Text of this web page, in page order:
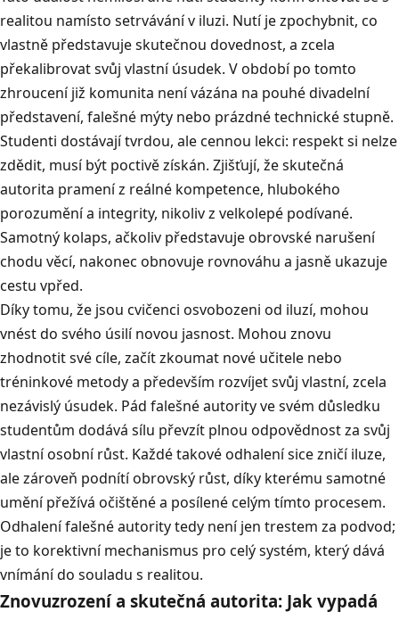
realitou namísto setrvávání v iluzi. Nutí je zpochybnit, co
vlastně představuje skutečnou dovednost, a zcela
překalibrovat svůj vlastní úsudek. V období po tomto
zhroucení již komunita není vázána na pouhé divadelní
představení, falešné mýty nebo prázdné technické stupně.
Studenti dostávají tvrdou, ale cennou lekci: respekt si nelze
zdědit, musí být poctivě získán. Zjišťují, že skutečná
autorita pramení z reálné kompetence, hlubokého
porozumění a integrity, nikoliv z velkolepé podívané.
Samotný kolaps, ačkoliv představuje obrovské narušení
chodu věcí, nakonec obnovuje rovnováhu a jasně ukazuje
cestu vpřed.
Díky tomu, že jsou cvičenci osvobozeni od iluzí, mohou
vnést do svého úsilí novou jasnost. Mohou znovu
zhodnotit své cíle, začít zkoumat nové učitele nebo
tréninkové metody a především rozvíjet svůj vlastní, zcela
nezávislý úsudek. Pád falešné autority ve svém důsledku
studentům dodává sílu převzít plnou odpovědnost za svůj
vlastní osobní růst. Každé takové odhalení sice zničí iluze,
ale zároveň podnítí obrovský růst, díky kterému samotné
umění přežívá očištěné a posílené celým tímto procesem.
Odhalení falešné autority tedy není jen trestem za podvod;
je to korektivní mechanismus pro celý systém, který dává
vnímání do souladu s realitou.
Znovuzrození a skutečná autorita: Jak vypadá